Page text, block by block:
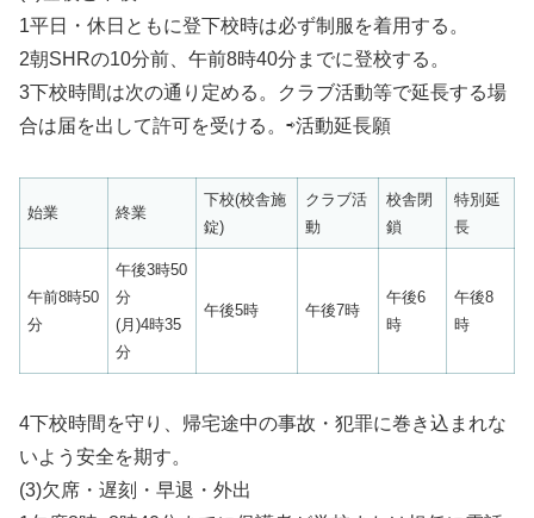
1平日・休日ともに登下校時は必ず制服を着用する。
2朝SHRの10分前、午前8時40分までに登校する。
3下校時間は次の通り定める。クラブ活動等で延長する場
合は届を出して許可を受ける。⇨活動延長願
始業 終業
下校(校舎施
錠)
クラブ活
動
校舎閉
鎖
特別延
長
午前8時50
分
午後3時50
分
(月)4時35
分
午後5時 午後7時
午後6
時
午後8
時
4下校時間を守り、帰宅途中の事故・犯罪に巻き込まれな
いよう安全を期す。
(3)欠席・遅刻・早退・外出